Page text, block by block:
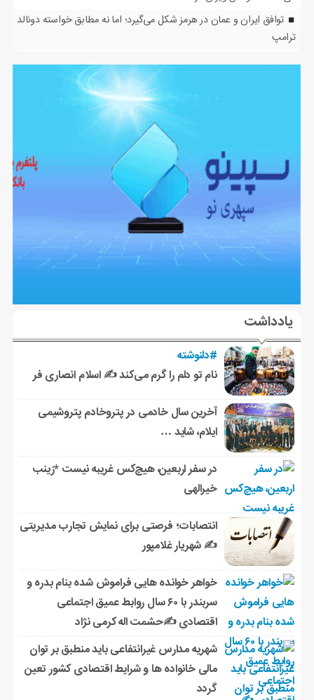
توافق ایران و عمان در هرمز شکل می‌گیرد؛ اما نه مطابق خواسته دونالد
ترامپ
یادداشت
#دلنوشته
نام تو دلم را گرم می‌کند ✍️ اسلام انصاری فر
آخرین سال خادمی در پتروخادم پتروشیمی
ایلام، شاید …
در سفر اربعین، هیچ‌کس غریبه نیست *زینب
خیرالهی
انتصابات؛ فرصتی برای نمایش تجارب مدیریتی
✍ شهریار غلامپور
خواهر خوانده هایی فراموش شده بنام بدره و
سربندر با ۶۰ سال روابط عمیق اجتماعی
اقتصادی ✍حشمت اله کرمی نژاد
شهریه مدارس غیرانتفاعی باید منطبق بر توان
مالی خانواده ها و شرایط اقتصادی کشور تعین
گردد